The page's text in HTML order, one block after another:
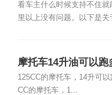
看车主什么时候支持不住
里以上没有问题。以下是关
摩托车14升油可以跑
125CC的摩托车，14升可
CC的摩托车，1...